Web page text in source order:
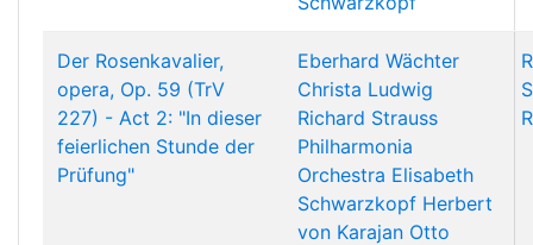
Der Rosenkavalier,
opera, Op. 59 (TrV
227) - Act 2: "In dieser
feierlichen Stunde der
Prüfung"
Eberhard Wächter
Christa Ludwig
Richard Strauss
Philharmonia
Orchestra Elisabeth
Schwarzkopf Herbert
von Karajan Otto